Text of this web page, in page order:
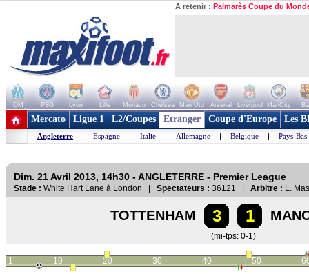
A retenir : Palmarès Coupe du
OM PSG Lyon Lille Monaco Chelsea Man Utd Arsenal Liverpool ManCity
+ de clubs
Mercato Ligue 1 L2/Coupes Etranger Coupe d'Europe Les
Angleterre | Espagne | Italie | Allemagne | Belgique | Pays-Bas
Dim. 21 Avril 2013, 14h30 - ANGLETERRE - Premier League
Stade : White Hart Lane à London | Spectateurs : 36121 | Arbitre : L.
TOTTENHAM 3 1
(mi-tps: 0-1)
1 10 20 30 40 50